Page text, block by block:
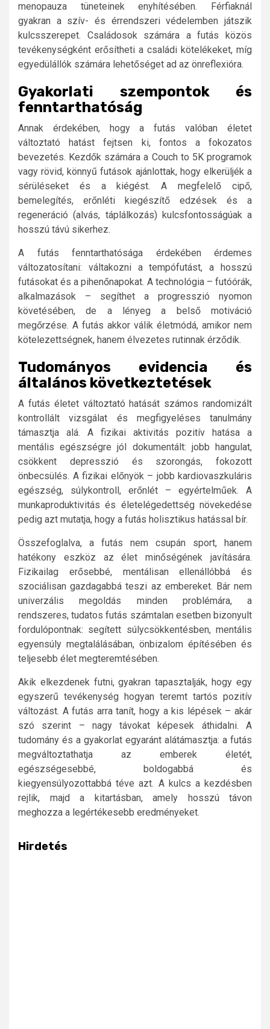
menopauza tüneteinek enyhítésében. Férfiaknál
gyakran a szív- és érrendszeri védelemben játszik
kulcsszerepet. Családosok számára a futás közös
tevékenységként erősítheti a családi kötelékeket, míg
egyedülállók számára lehetőséget ad az önreflexióra.
Gyakorlati szempontok és
fenntarthatóság
Annak érdekében, hogy a futás valóban életet
változtató hatást fejtsen ki, fontos a fokozatos
bevezetés. Kezdők számára a Couch to 5K programok
vagy rövid, könnyű futások ajánlottak, hogy elkerüljék a
sérüléseket és a kiégést. A megfelelő cipő,
bemelegítés, erőnléti kiegészítő edzések és a
regeneráció (alvás, táplálkozás) kulcsfontosságúak a
hosszú távú sikerhez.
A futás fenntarthatósága érdekében érdemes
változatosítani: váltakozni a tempófutást, a hosszú
futásokat és a pihenőnapokat. A technológia – futóórák,
alkalmazások – segíthet a progresszió nyomon
követésében, de a lényeg a belső motiváció
megőrzése. A futás akkor válik életmódá, amikor nem
kötelezettségnek, hanem élvezetes rutinnak érződik.
Tudományos evidencia és
általános következtetések
A futás életet változtató hatását számos randomizált
kontrollált vizsgálat és megfigyeléses tanulmány
támasztja alá. A fizikai aktivitás pozitív hatása a
mentális egészségre jól dokumentált: jobb hangulat,
csökkent depresszió és szorongás, fokozott
önbecsülés. A fizikai előnyök – jobb kardiovaszkuláris
egészség, súlykontroll, erőnlét – egyértelműek. A
munkaproduktivitás és életelégedettség növekedése
pedig azt mutatja, hogy a futás holisztikus hatással bír.
Összefoglalva, a futás nem csupán sport, hanem
hatékony eszköz az élet minőségének javítására.
Fizikailag erősebbé, mentálisan ellenállóbbá és
szociálisan gazdagabbá teszi az embereket. Bár nem
univerzális megoldás minden problémára, a
rendszeres, tudatos futás számtalan esetben bizonyult
fordulópontnak: segített súlycsökkentésben, mentális
egyensúly megtalálásában, önbizalom építésében és
teljesebb élet megteremtésében.
Akik elkezdenek futni, gyakran tapasztalják, hogy egy
egyszerű tevékenység hogyan teremt tartós pozitív
változást. A futás arra tanít, hogy a kis lépések – akár
szó szerint – nagy távokat képesek áthidalni. A
tudomány és a gyakorlat egyaránt alátámasztja: a futás
megváltoztathatja az emberek életét,
egészségesebbé, boldogabbá és
kiegyensúlyozottabbá téve azt. A kulcs a kezdésben
rejlik, majd a kitartásban, amely hosszú távon
meghozza a legértékesebb eredményeket.
Hirdetés